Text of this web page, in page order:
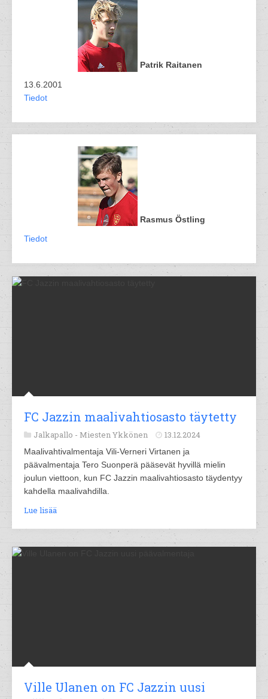
Patrik Raitanen
13.6.2001
Tiedot
Rasmus Östling
Tiedot
FC Jazzin maalivahtiosasto täytetty
Jalkapallo - Miesten Ykkönen 13.12.2024
Maalivahtivalmentaja Vili-Verneri Virtanen ja
päävalmentaja Tero Suonperä pääsevät hyvillä mielin
joulun viettoon, kun FC Jazzin maalivahtiosasto täydentyy
kahdella maalivahdilla.
Lue lisää
Ville Ulanen on FC Jazzin uusi